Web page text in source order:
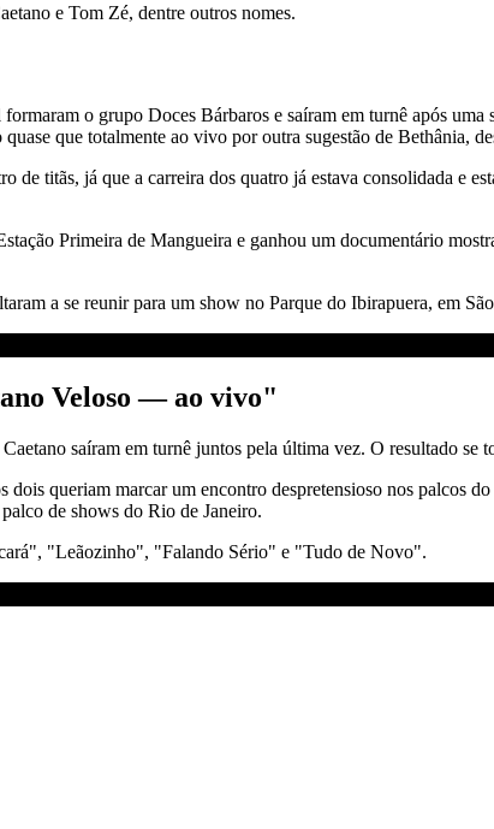
e Tom Zé, dentre outros nomes.
o grupo Doces Bárbaros e saíram em turnê após
que totalmente ao vivo por outra sugestão de Bethânia,
de titãs, já que a carreira dos quatro já estava consolidada e
Primeira de Mangueira e ganhou um documentário
a se reunir para um show no Parque do Ibirapuera, em
Veloso — ao vivo"
saíram em turnê juntos pela última vez. O resultado
queriam marcar um encontro despretensioso nos palcos
de shows do Rio de Janeiro.
"Leãozinho", "Falando Sério" e "Tudo de Novo".